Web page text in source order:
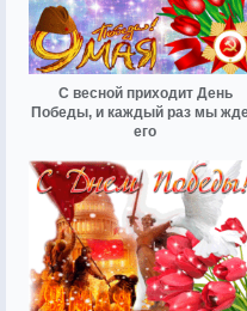
С весной приходит День
Победы, и каждый раз мы
его